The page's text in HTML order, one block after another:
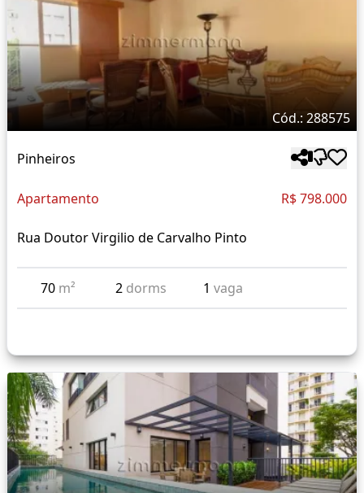
Cód.: 288575
Pinheiros
Apartamento R$ 798.000
Rua Doutor Virgilio de Carvalho Pinto
70 m² 2 dorms 1vaga